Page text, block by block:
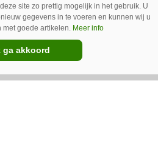
site zo prettig mogelijk in het gebruik. U
gegevens in te voeren en kunnen wij u
goede artikelen. Meer info
ga akkoord